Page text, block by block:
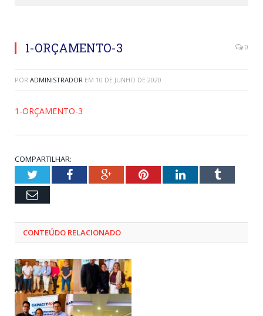
1-ORÇAMENTO-3 0
POR ADMINISTRADOR EM 10 DE JUNHO DE 2020
1-ORÇAMENTO-3
COMPARTILHAR:
TwitterFacebookGoogle+PinterestLinkedInTumblr
Email
CONTEÚDO RELACIONADO